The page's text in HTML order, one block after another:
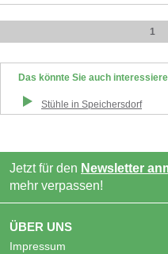
1
Das könnte Sie auch
Stühle in Speichersdorf
Jetzt für den Newsletter
mehr verpassen!
ÜBER UNS
Impressum